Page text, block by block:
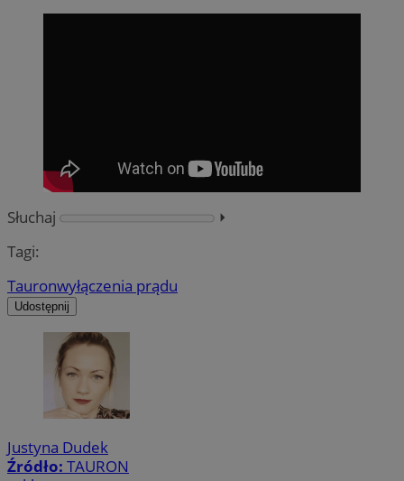
Słuchaj
⏵︎
Tagi:
Tauronwyłączenia prądu
Udostępnij
Justyna Dudek
Źródło: TAURON